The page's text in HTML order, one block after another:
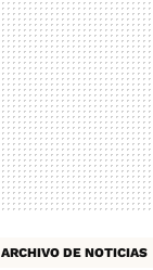
ARCHIVO DE NOTICIAS